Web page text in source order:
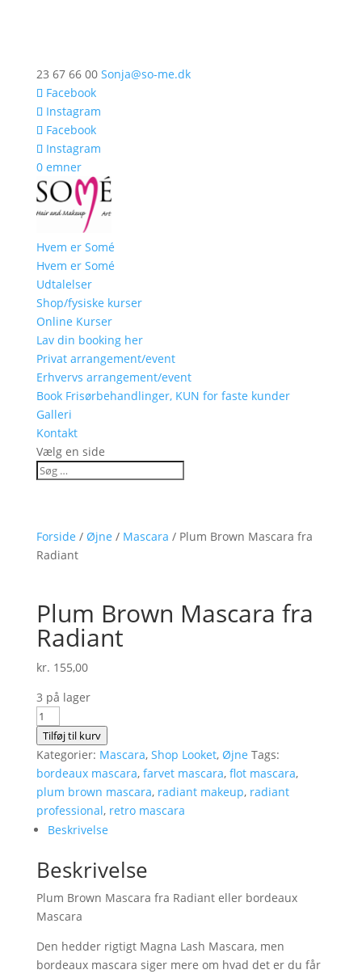
23 67 66 00 Sonja@so-me.dk
Facebook
Instagram
Facebook
Instagram
0 emner
Hvem er Somé
Hvem er Somé
Udtalelser
Shop/fysiske kurser
Online Kurser
Lav din booking her
Privat arrangement/event
Erhvervs arrangement/event
Book Frisørbehandlinger, KUN for faste kunder
Galleri
Kontakt
Vælg en side
Forside / Øjne / Mascara / Plum Brown Mascara fra
Radiant
Plum Brown Mascara fra
Radiant
kr. 155,00
3 på lager
Plum
Brown
Mascara
fra
Radiant
antal
Tilføj til kurv
Kategorier: Mascara, Shop Looket, Øjne Tags:
bordeaux mascara, farvet mascara, flot mascara,
plum brown mascara, radiant makeup, radiant
professional, retro mascara
Beskrivelse
Beskrivelse
Plum Brown Mascara fra Radiant eller bordeaux
Mascara
Den hedder rigtigt Magna Lash Mascara, men
bordeaux mascara siger mere om hvad det er du får